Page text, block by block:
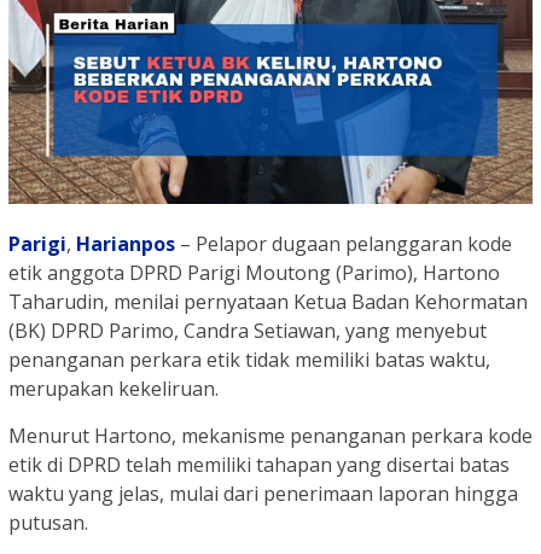
Parigi, Harianpos – Pelapor dugaan pelanggaran kode
etik anggota DPRD Parigi Moutong (Parimo), Hartono
Taharudin, menilai pernyataan Ketua Badan Kehormatan
(BK) DPRD Parimo, Candra Setiawan, yang menyebut
penanganan perkara etik tidak memiliki batas waktu,
merupakan kekeliruan.
Menurut Hartono, mekanisme penanganan perkara kode
etik di DPRD telah memiliki tahapan yang disertai batas
waktu yang jelas, mulai dari penerimaan laporan hingga
putusan.